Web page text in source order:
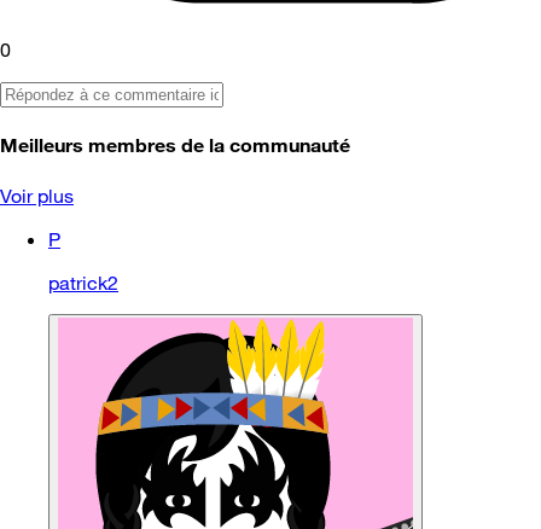
0
Meilleurs membres de la communauté
Voir plus
P
patrick2